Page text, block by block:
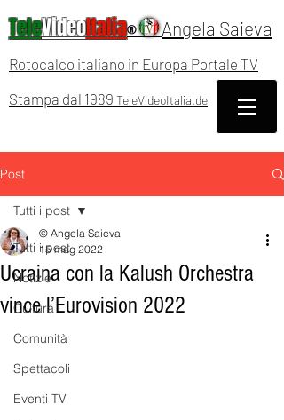
TeleVideoItalia® Angela Saieva
Rotocalco italiano in Europa Portale TV
Stampa dal 1989 TeleVideoItalia.de
Post
Tutti i post
Notizie
Cultura
Comunità
Spettacoli
Eventi TV
Tutti i post
Ucraina con la Kalush Orchestra
vince l’Eurovision 2022
© Angela Saieva
15 mag 2022